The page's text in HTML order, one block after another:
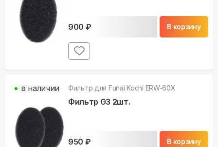
900 ₽ В корзину
Фильтр для Funai Kochi ERW-60X
Фильтр G3 2шт.
950 ₽ В корзину
в наличии